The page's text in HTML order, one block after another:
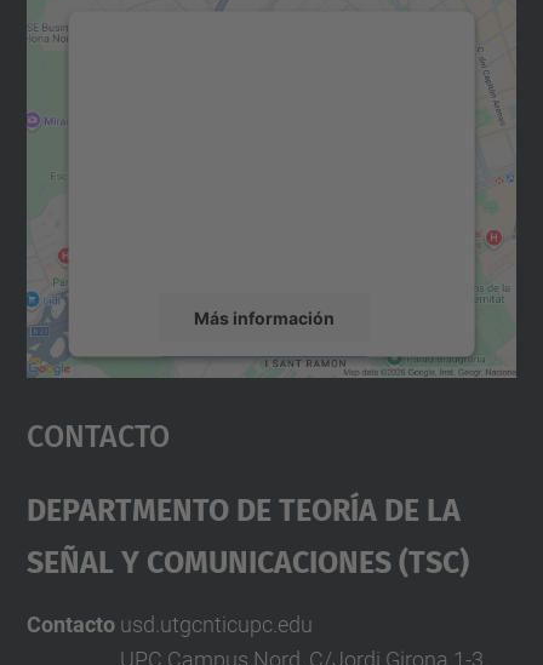
Más información
Aceptar
powered by
Contacto
Departmento De Teoría De La
Señal Y Comunicaciones (TSC)
Contacto usd.utgcnticupc.edu
UPC Campus Nord, C/Jordi Girona 1-3,